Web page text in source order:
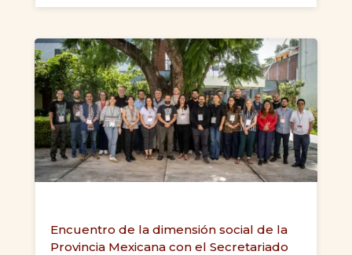
Encuentro de la dimensión social de la
Provincia Mexicana con el Secretariado